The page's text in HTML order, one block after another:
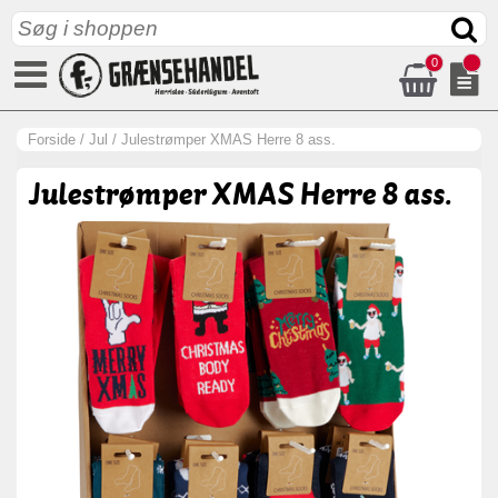
0
Forside / Jul / Julestrømper XMAS Herre 8 ass.
Julestrømper XMAS Herre 8 ass.